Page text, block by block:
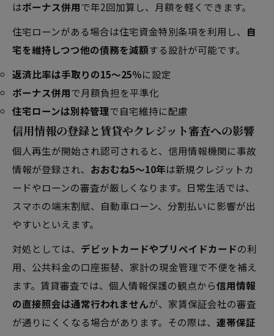
はボーナス併用で年2回加算し、月額を軽くできます。
住宅ローンがある場合は住宅資金特別条項を利用し、 自
宅を維持しつつ他の債務を減額する設計が可能です。
返済比率は手取りの15〜25％に設定
ボーナス併用で月額負担を平準化
住宅ローンは別枠管理で自宅維持に配慮
信用情報の登録と賃貸やクレジット審査への影響
個人再生が開始され認可されると、信用情報機関に事故
情報が登録され、 おおむね5〜10年は新規クレジットカ
ードやローンの審査が厳しくなります。日常生活では、
スマホの端末割賦、自動車ローン、分割払いに影響が出
やすいといえます。
対処としては、 デビットカードやプリペイドカードの利
用、公共料金の口座振替、家計の現金管理で不便を補え
ます。賃貸審査では、個人情報保護の観点から信用情報
の直接照会は通常行われませんが、家賃保証会社の審査
が通りにくくなる場合があります。その際は、 連帯保証